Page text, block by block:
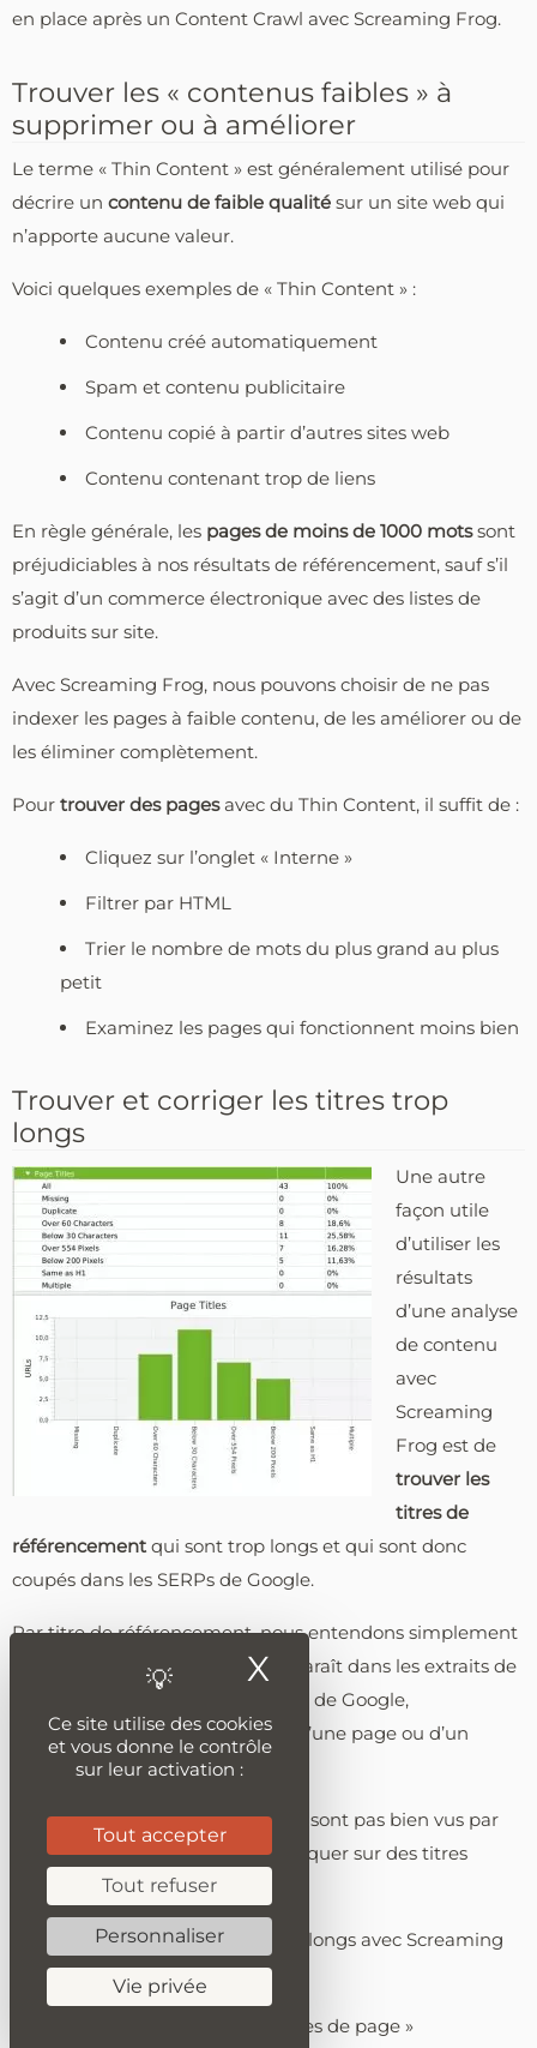
en place après un Content Crawl avec Screaming Frog.
Trouver les « contenus faibles » à
supprimer ou à améliorer
Le terme « Thin Content » est généralement utilisé pour
décrire un contenu de faible qualité sur un site web qui
n’apporte aucune valeur.
Voici quelques exemples de « Thin Content » :
Contenu créé automatiquement
Spam et contenu publicitaire
Contenu copié à partir d’autres sites web
Contenu contenant trop de liens
En règle générale, les pages de moins de 1000 motssont
préjudiciables à nos résultats de référencement, sauf s’il
s’agit d’un commerce électronique avec des listes de
produits sur site.
Avec Screaming Frog, nous pouvons choisir de ne pas
indexer les pages à faible contenu, de les améliorer ou de
les éliminer complètement.
Pour trouver des pagesavec du Thin Content, il suffit de :
Cliquez sur l’onglet « Interne »
Filtrer par HTML
Trier le nombre de mots du plus grand au plus
petit
Examinez les pages qui fonctionnent moins bien
Trouver et corriger les titres trop
longs
Une autre
façon utile
d’utiliser les
résultats
d’une analyse
de contenu
avec
Screaming
Frog est de
trouver les
titres de
référencement qui sont trop longs et qui sont donc
coupés dans les SERPs de Google.
Par titre de référencement, nous entendons simplement
le texte souligné en bleu qui apparaît dans les extraits de
la page de résultats de recherche de Google,
généralement lié aux balises H1 d’une page ou d’un
Les titres trop longs et coupés ne sont pas bien vus par
les utilisateurs, qui préféreront cliquer sur des titres
courts et bien faits à la place.
Pour savoir quels Titres sont trop longs avec Screaming
Frog, il suffit de
Cliquez sur l’onglet « Titres de page »
Ce site utilise des cookies
et vous donne le contrôle
sur leur activation :
Tout accepter
Tout refuser
Personnaliser
Vie privée
X Masquer le